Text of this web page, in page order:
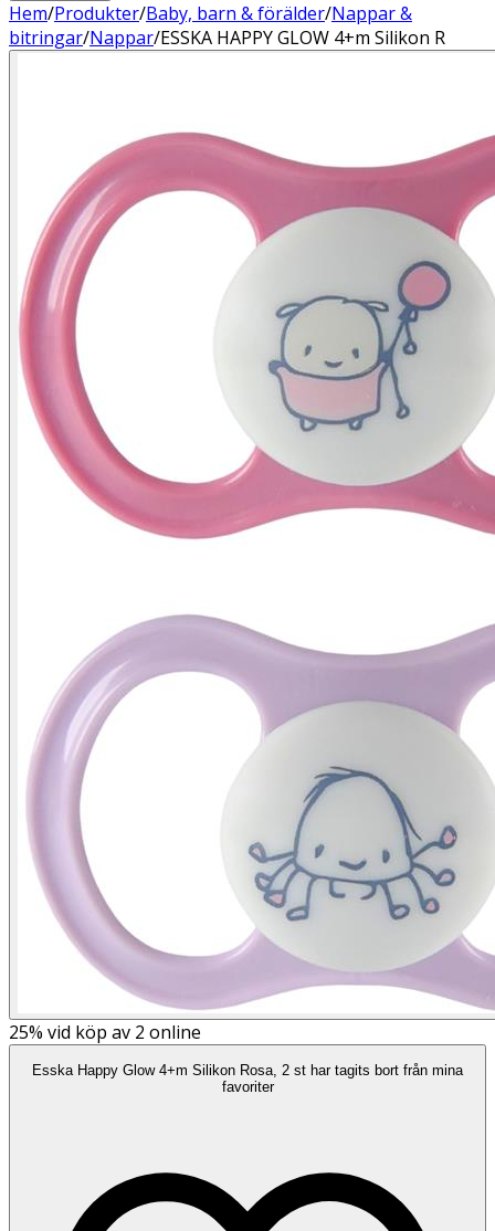
Hem/Produkter/Baby, barn & förälder/Nappar &
bitringar/Nappar/ESSKA HAPPY GLOW 4+m Silikon R
25% vid köp av 2 online
Esska Happy Glow 4+m Silikon Rosa, 2 st har tagits bort från mina
favoriter